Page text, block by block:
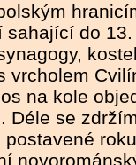
sahající do
vrcholem
na kole
Déle se